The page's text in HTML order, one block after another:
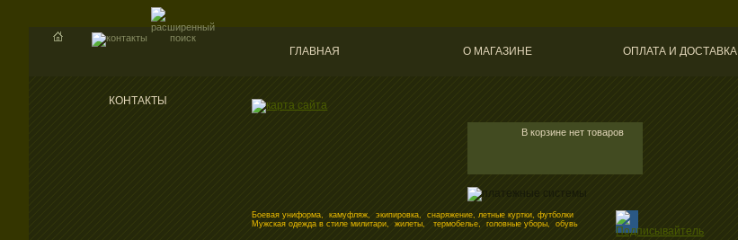
ГЛАВНАЯ О МАГАЗИНЕ ОПЛАТА И ДОСТАВКА
КОНТАКТЫ
В корзине нет товаров
Боевая униформа, камуфляж, экипировка, снаряжение, летные куртки, футболки
Мужская одежда в стиле милитари, жилеты, термобелье, головные уборы, обувь